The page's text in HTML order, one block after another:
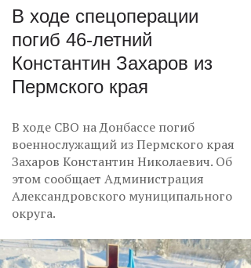
В ходе спецоперации
погиб 46-летний
Константин Захаров из
Пермского края
В ходе СВО на Донбассе погиб
военнослужащий из Пермского края
Захаров Константин Николаевич. Об
этом сообщает Администрация
Александровского муниципального
округа.